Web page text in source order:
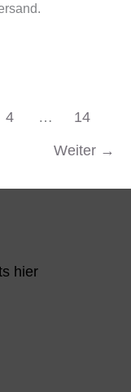
4 … 14
Weiter →
hier